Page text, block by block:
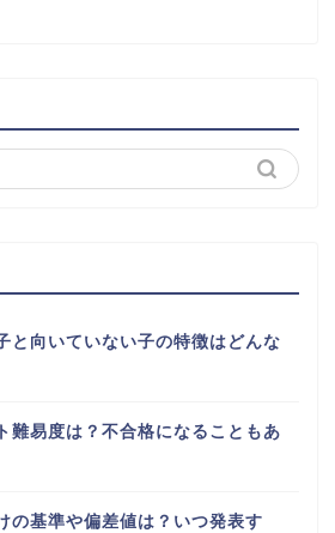
と向いていない子の特徴はどんな
難易度は？不合格になることもあ
の基準や偏差値は？いつ発表す